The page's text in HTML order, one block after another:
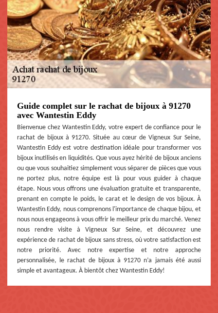
Guide complet sur le rachat de bijoux à 91270
avec Wantestin Eddy
Bienvenue chez Wantestin Eddy, votre expert de confiance pour le
rachat de bijoux à 91270. Située au cœur de Vigneux Sur Seine,
Wantestin Eddy est votre destination idéale pour transformer vos
bijoux inutilisés en liquidités. Que vous ayez hérité de bijoux anciens
ou que vous souhaitiez simplement vous séparer de pièces que vous
ne portez plus, notre équipe est là pour vous guider à chaque
étape. Nous vous offrons une évaluation gratuite et transparente,
prenant en compte le poids, le carat et le design de vos bijoux. À
Wantestin Eddy, nous comprenons l'importance de chaque bijou, et
nous nous engageons à vous offrir le meilleur prix du marché. Venez
nous rendre visite à Vigneux Sur Seine, et découvrez une
expérience de rachat de bijoux sans stress, où votre satisfaction est
notre priorité. Avec notre expertise et notre approche
personnalisée, le rachat de bijoux à 91270 n’a jamais été aussi
simple et avantageux. À bientôt chez Wantestin Eddy!